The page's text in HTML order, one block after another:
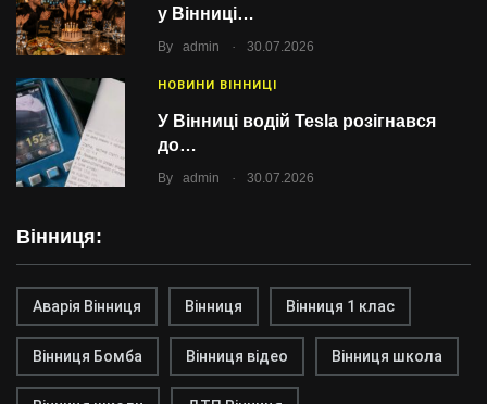
у Вінниці…
By admin . 30.07.2026
НОВИНИ ВІННИЦІ
У Вінниці водій Tesla розігнався
до…
By admin . 30.07.2026
Вінниця:
Аварія Вінниця Вінниця Вінниця 1 клас
Вінниця Бомба Вінниця відео Вінниця школа